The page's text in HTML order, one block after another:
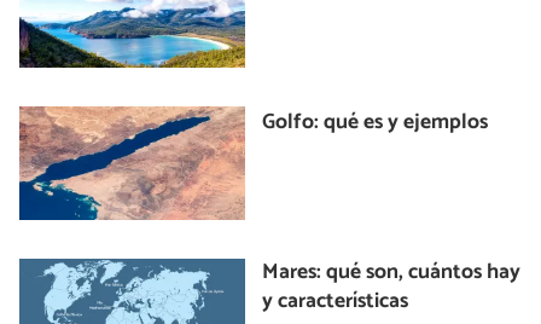
Golfo: qué es y ejemplos
Mares: qué son, cuántos hay
y características